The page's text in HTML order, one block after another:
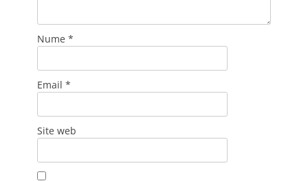
Nume *
Email *
Site web